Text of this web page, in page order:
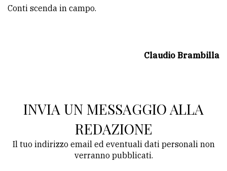
Conti scenda in campo.
Claudio Brambilla
INVIA UN MESSAGGIO ALLA
REDAZIONE
Il tuo indirizzo email ed eventuali dati personali non
verranno pubblicati.